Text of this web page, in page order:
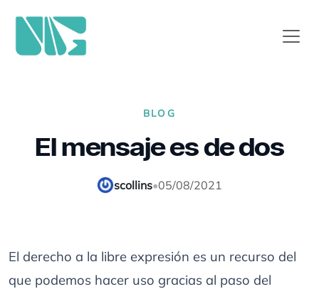
BLOG
El mensaje es de dos
scollins•05/08/2021
El derecho a la libre expresión es un recurso del
que podemos hacer uso gracias al paso del